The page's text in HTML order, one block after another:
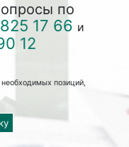
по
17 66 и
12
позиций,